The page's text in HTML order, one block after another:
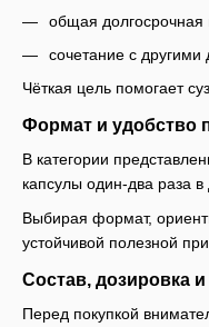
общая долгосрочная
сочетание с
Чёткая цель помогает
Формат и удобство
В категории
капсулы один-два раза
Выбирая формат,
устойчивой полезной
Состав, дозировка
Перед покупкой